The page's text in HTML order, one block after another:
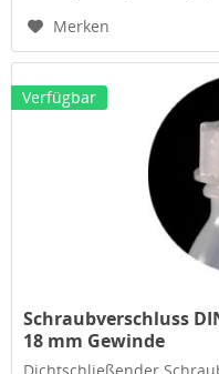
Merken
Verfügbar
Schraubverschluss
18 mm Gewinde
Dichtschließender